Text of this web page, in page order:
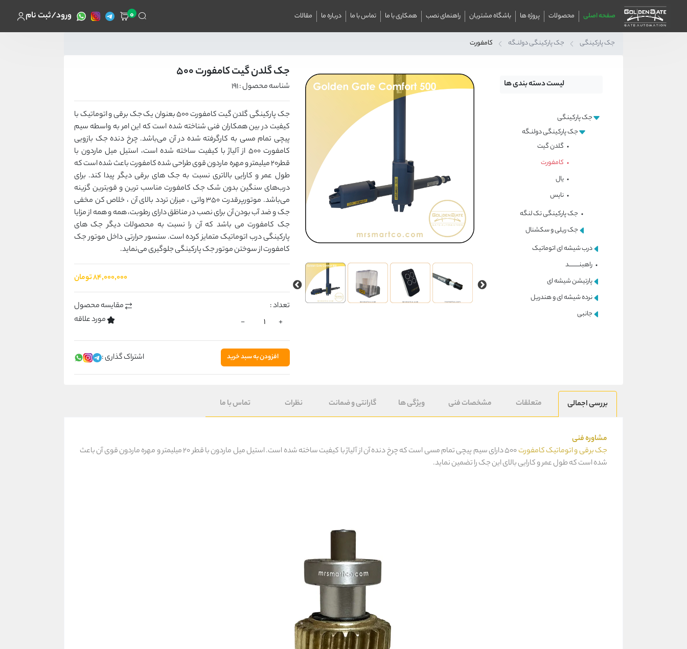
صفحه اصلی محصولات پروژه ها باشگاه مشتریان راهنمای نصب همکاری با ما تماس با ما درباره ما مقالات 0 ورود/ثبت نام
جک پارکینگی جک پارکینگی دولنـگه کامفورت
لیست دسته بندی ها
جک پارکینگی
جک پارکینگی دولنـگه
گلدن گیت
کامفورت
یال
نایس
جک پارکینگی تک لنگه
جک ریلی و سکشنال
درب شیشه ای اتوماتیک
راهبنــــــــــد
پارتیشن شیشه ای
نرده شیشه ای و هندریل
جانبی
جک گلدن گیت کامفورت 500
شناسه محصول : 191
جک پارکینگی گلدن گیت کامفورت 500 بعنوان یک جک برقی و اتوماتیک با
کیفیت در بین همکاران فنی شناخته شده است که این امر به واسطه سیم
پیچی تمام مسی به کارگرفته شده در آن می‌باشد. چرخ دنده جک بازویی
کامفورت 500 از آلیاژ با کیفیت ساخته شده است، استیل میل ماردون با
قطر20 میلیمتر و مهره ماردون قوی طراحی شده کامفورت باعث شده است که
طول عمر و کارایی بالاتری نسبت به جک های برقی دیگر پیدا کند. برای
درب‌های سنگین بدون شک جک کامفورت مناسب ترین و قویترین گزینه
می‌باشد. موتورپرقدرت 350 واتی ، میزان تردد بالای آن ، خلاص کن مخفی
جک و ضد آب بودن آن برای نصب در مناظق دارای رطوبت، همه و همه از مزایا
جک کامفورت می باشد که آن را نسبت به محصولات دیگر جک های
پارکینگی درب اتوماتیک متمایز کرده است. سنسور حرارتی داخل موتور جک
کامفورت از سوختن موتور جک پارکینگی جلوگیری می‌نماید.
۸۴٬۰۰۰٬۰۰۰ تومان
تعداد :
+
-
مقایسه محصول
مورد علاقه
افزودن به سبد خرید اشتراک گذاری :
بررسی اجمالی متعلقات مشخصات فنی ویژگی ها گارانتی و ضمانت نظرات تماس با ما
مشاوره فنی
جک برقی و اتوماتیک کامفورت
استیل میل ماردون با قطر 20 میلیمتر و مهره ماردون قوی آن باعث
شده است که طول عمر و کارایی بالای این جک را تضمین نماید.